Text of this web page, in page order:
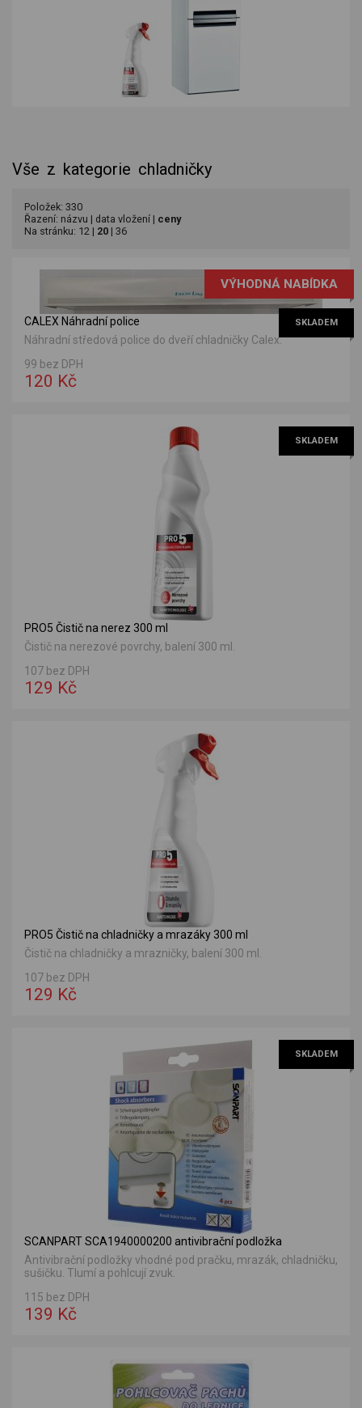
Vše z kategorie chladničky
Položek: 330
Řazení: názvu | data vložení | ceny
Na stránku: 12 | 20 | 36
VÝHODNÁ NABÍDKA
SKLADEM
CALEX Náhradní police
Náhradní středová police do dveří chladničky Calex.
99 bez DPH
120 Kč
SKLADEM
PRO5 Čistič na nerez 300 ml
Čistič na nerezové povrchy, balení 300 ml.
107 bez DPH
129 Kč
PRO5 Čistič na chladničky a mrazáky 300 ml
Čistič na chladničky a mrazničky, balení 300 ml.
107 bez DPH
129 Kč
SKLADEM
SCANPART SCA1940000200 antivibrační podložka
Antivibrační podložky vhodné pod pračku, mrazák, chladničku,
sušičku. Tlumí a pohlcují zvuk.
115 bez DPH
139 Kč